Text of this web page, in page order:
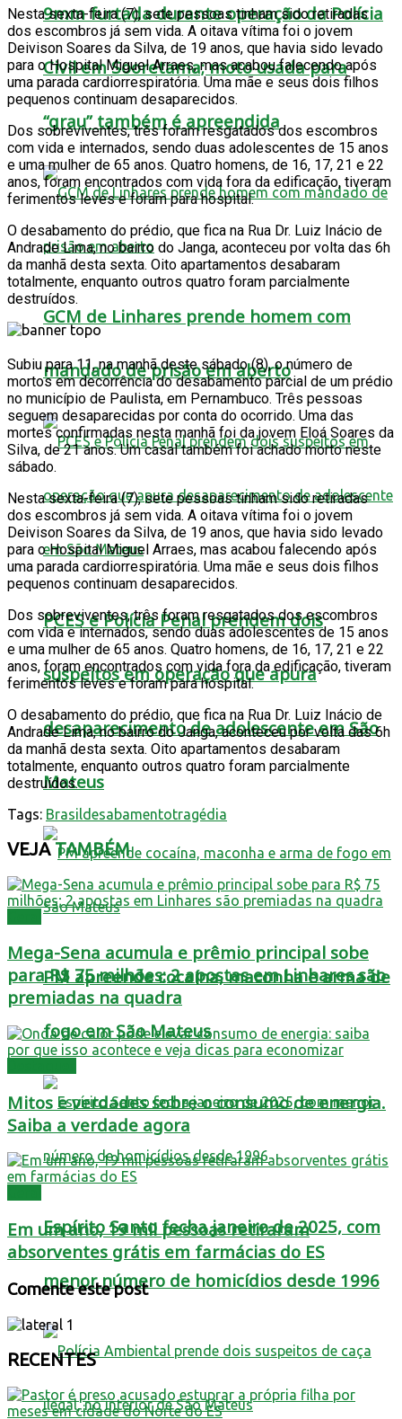
9mm furtada durante operação da Polícia
Civil em Sooretama; moto usada para
“grau” também é apreendida
GCM de Linhares prende homem com
mandado de prisão em aberto
PCES e Polícia Penal prendem dois
suspeitos em operação que apura
desaparecimento de adolescente em São
Mateus
PM apreende cocaína, maconha e arma de
fogo em São Mateus
Espírito Santo fecha janeiro de 2025, com
menor número de homicídios desde 1996
Nesta sexta-feira (7), sete pessoas tinham sido retiradas
dos escombros já sem vida. A oitava vítima foi o jovem
Deivison Soares da Silva, de 19 anos, que havia sido levado
para o Hospital Miguel Arraes, mas acabou falecendo após
uma parada cardiorrespiratória. Uma mãe e seus dois filhos
pequenos continuam desaparecidos.
Dos sobreviventes, três foram resgatados dos escombros
com vida e internados, sendo duas adolescentes de 15 anos
e uma mulher de 65 anos. Quatro homens, de 16, 17, 21 e 22
anos, foram encontrados com vida fora da edificação, tiveram
ferimentos leves e foram para hospital.
O desabamento do prédio, que fica na Rua Dr. Luiz Inácio de
Andrade Lima, no bairro do Janga, aconteceu por volta das 6h
da manhã desta sexta. Oito apartamentos desabaram
totalmente, enquanto outros quatro foram parcialmente
destruídos.
Subiu para 11, na manhã deste sábado (8), o número de
mortos em decorrência do desabamento parcial de um prédio
no município de Paulista, em Pernambuco. Três pessoas
seguem desaparecidas por conta do ocorrido. Uma das
mortes confirmadas nesta manhã foi da jovem Eloá Soares da
Silva, de 21 anos. Um casal também foi achado morto neste
sábado.
Nesta sexta-feira (7), sete pessoas tinham sido retiradas
dos escombros já sem vida. A oitava vítima foi o jovem
Deivison Soares da Silva, de 19 anos, que havia sido levado
para o Hospital Miguel Arraes, mas acabou falecendo após
uma parada cardiorrespiratória. Uma mãe e seus dois filhos
pequenos continuam desaparecidos.
Dos sobreviventes, três foram resgatados dos escombros
com vida e internados, sendo duas adolescentes de 15 anos
e uma mulher de 65 anos. Quatro homens, de 16, 17, 21 e 22
anos, foram encontrados com vida fora da edificação, tiveram
ferimentos leves e foram para hospital.
O desabamento do prédio, que fica na Rua Dr. Luiz Inácio de
Andrade Lima, no bairro do Janga, aconteceu por volta das 6h
da manhã desta sexta. Oito apartamentos desabaram
totalmente, enquanto outros quatro foram parcialmente
destruídos.
Tags: Brasil desabamentotragédia
VEJATAMBÉM
Mega-Sena acumula e prêmio principal sobe
para R$ 75 milhões; 2 apostas em Linhares são
premiadas na quadra
Mitos e verdades sobre o consumo de energia.
Saiba a verdade agora
Em um ano, 19 mil pessoas retiraram
absorventes grátis em farmácias do ES
Comente este post
RECENTES